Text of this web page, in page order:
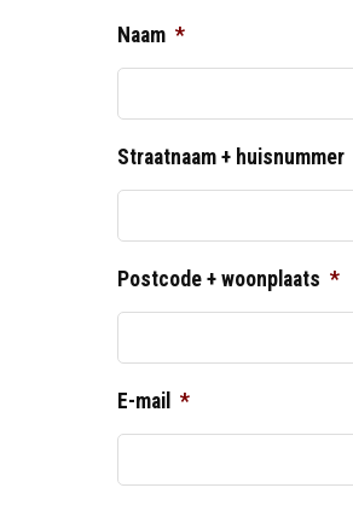
Naam *
Straatnaam + huisnummer
Postcode + woonplaats *
E-mail *